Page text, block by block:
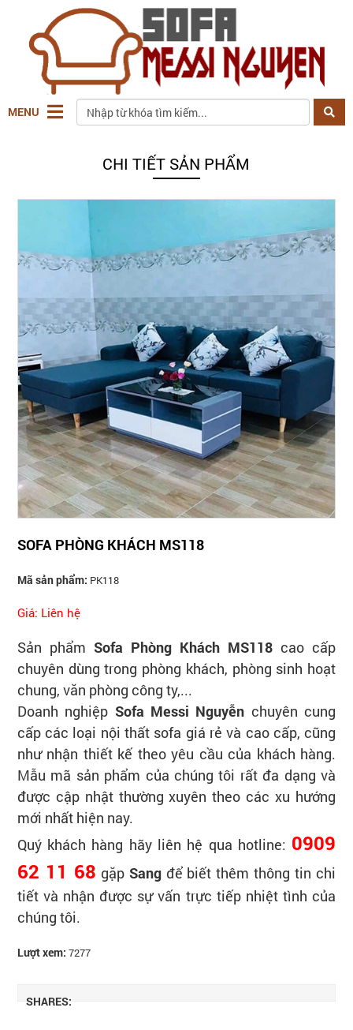
MENU
CHI TIẾT SẢN PHẨM
SOFA PHÒNG KHÁCH MS118
Mã sản phẩm: PK118
Giá: Liên hệ
Sản phẩm Sofa Phòng Khách MS118cao cấp
chuyên dùng trong phòng khách, phòng sinh hoạt
chung, văn phòng công ty,...
Doanh nghiệp Sofa Messi Nguyễn chuyên cung
cấp các loại nội thất sofa giá rẻ và cao cấp, cũng
như nhận thiết kế theo yêu cầu của khách hàng.
Mẫu mã sản phẩm của chúng tôi rất đa dạng và
được cập nhật thường xuyên theo các xu hướng
mới nhất hiện nay.
Quý khách hàng hãy liên hệ qua hotline: 0909
62 11 68 gặp Sangđể biết thêm thông tin chi
tiết và nhận được sự vấn trực tiếp nhiệt tình của
chúng tôi.
Lượt xem: 7277
SHARES: